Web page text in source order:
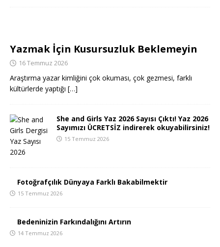
Yazmak İçin Kusursuzluk Beklemeyin
16 Temmuz 2026
Araştırma yazar kimliğini çok okuması, çok gezmesi, farklı
kültürlerde yaptığı […]
She and Girls Yaz 2026 Sayısı Çıktı! Yaz 2026
Sayımızı ÜCRETSİZ indirerek okuyabilirsiniz!
15 Temmuz 2026
Fotoğrafçılık Dünyaya Farklı Bakabilmektir
15 Temmuz 2026
Bedeninizin Farkındalığını Artırın
14 Temmuz 2026